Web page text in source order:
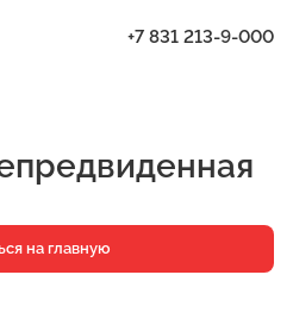
+7 831 213-9-000
на главную